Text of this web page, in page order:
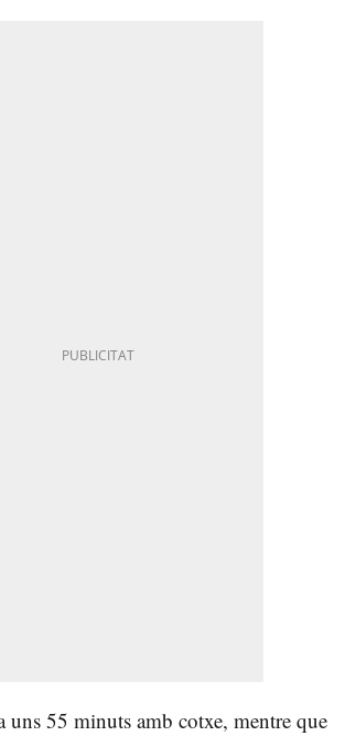
uns 55 minuts amb cotxe, mentre que